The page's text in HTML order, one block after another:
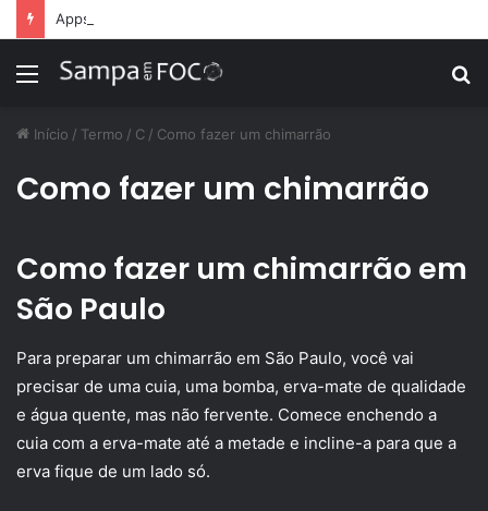
Menu
Início / Termo / C / Como fazer um chimarrão
Como fazer um chimarrão
Como fazer um chimarrão em
São Paulo
Para preparar um chimarrão em São Paulo, você vai
precisar de uma cuia, uma bomba, erva-mate de qualidade
e água quente, mas não fervente. Comece enchendo a
cuia com a erva-mate até a metade e incline-a para que a
erva fique de um lado só.